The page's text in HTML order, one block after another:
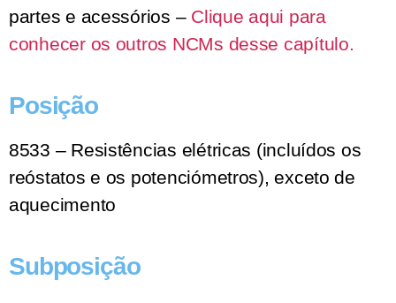
partes e acessórios – Clique aqui para
conhecer os outros NCMs desse capítulo.
Posição
8533 – Resistências elétricas (incluídos os
reóstatos e os potenciómetros), exceto de
aquecimento
Subposição